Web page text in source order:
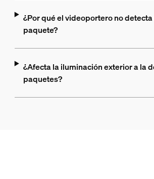
¿Por qué el videoportero no detecta
paquete?
¿Afecta la iluminación exterior a la
paquetes?